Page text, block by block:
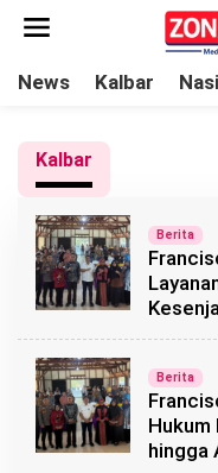
News Kalbar
Kalbar
Berita
Berita
Hukum
hingga